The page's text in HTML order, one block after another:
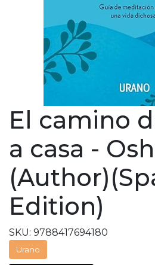
El camino
a casa -
Edition)
SKU: 9788417694180
Urano